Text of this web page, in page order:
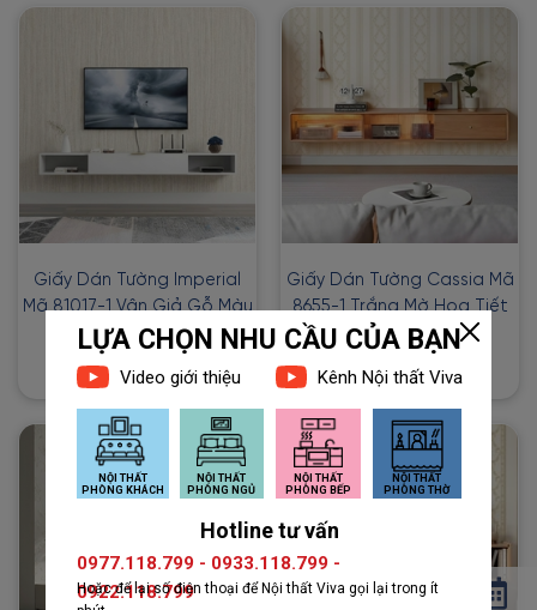
Giấy Dán Tường Imperial
Mã 81017-1 Vân Giả Gỗ Màu
Xám
1đ 2đ
Giấy Dán Tường Cassia Mã
8655-1 Trắng Mờ Họa Tiết
Đối Xứng Thanh Lịch
1đ 2đ